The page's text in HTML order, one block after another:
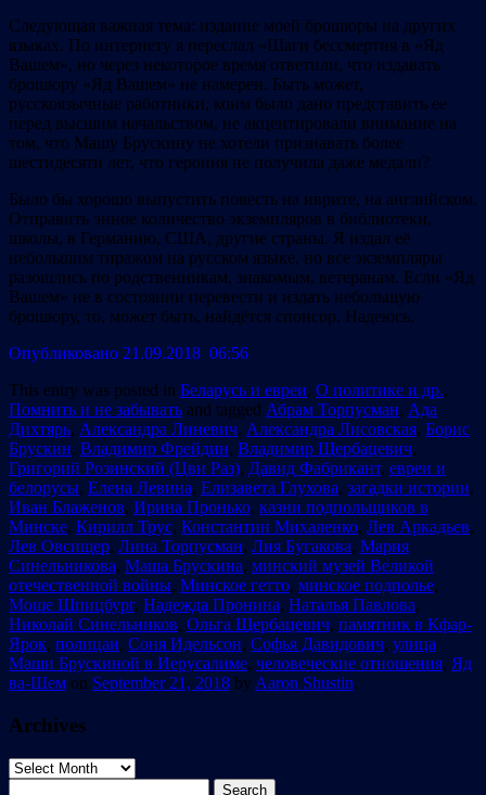
Следующая важная тема: издание моей брошюры на других
языках. По интернету я переслал «Шаги бессмертия в «Яд
Вашем», но через некоторое время ответили, что издавать
брошюру «Яд Вашем» не намерен. Быть может,
русскоязычные работники, коим было дано представить ее
перед высшим начальством, не акцентировали внимание на
том, что Машу Брускину не хотели признавать более
шестидесяти лет, что героиня не получила даже медали?
Было бы хорошо выпустить повесть на иврите, на английском.
Отправить энное количество экземпляров в библиотеки,
школы, в Германию, США, другие страны. Я издал её
небольшим тиражом на русском языке, но все экземпляры
разошлись по родственникам, знакомым, ветеранам. Если «Яд
Вашем» не в состоянии перевести и издать небольшую
брошюру, то, может быть, найдётся спонсор. Надеюсь.
Опубликовано 21.09.2018 06:56
This entry was posted in Беларусь и евреи, О политике и др.,
Помнить и не забывать and tagged Абрам Торпусман, Ада
Дихтярь, Александра Линевич, Александра Лисовская, Борис
Брускин, Владимир Фрейдин, Владимир Щербацевич,
Григорий Розинский (Цви Раз), Давид Фабрикант, евреи и
белорусы, Елена Левина, Елизавета Глухова, загадки истории,
Иван Блаженов, Ирина Пронько, казни подпольщиков в
Минске, Кирилл Трус, Константин Михаленко, Лев Аркадьев,
Лев Овсищер, Лина Торпусман, Лия Бугакова, Мария
Синельникова, Маша Брускина, минский музей Великой
отечественной войны, Минское гетто, минское подполье,
Моше Шпицбург, Надежда Пронина, Наталья Павлова,
Николай Синельников, Ольга Щербацевич, памятник в Кфар-
Ярок, полицаи, Соня Идельсон, Софья Давидович, улица
Маши Брускиной в Иерусалиме, человеческие отношения, Яд
ва-Шем on September 21, 2018 by Aaron Shustin.
Archives
Archives